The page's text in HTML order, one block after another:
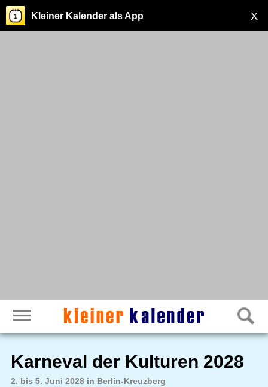
X
Kleiner Kalender als App
Karneval der Kulturen 2028
2. bis 5. Juni 2028 in Berlin-Kreuzberg